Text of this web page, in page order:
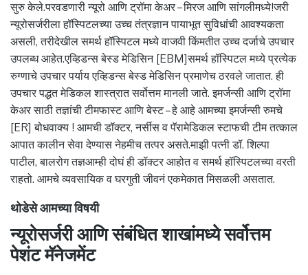
सुरु केले.परवडणारी न्यूरो आणि ट्रॉमा केअर – मिरज आणि सांगलीमध्ये!जरी
न्यूरोसर्जरीला हॉस्पिटलच्या उच्च तंत्रज्ञान पायाभूत सुविधांची आवश्यकता
असली, तरीदेखील समर्थ हॉस्पिटल मध्ये वाजवी किंमतीत उच्च दर्जाचे उपचार
उपलब्ध आहेत.एव्हिडन्स बेस्ड मेडिसिन [EBM]समर्थ हॉस्पिटल मध्ये प्रत्येक
रुग्णाचे उपचार पर्याय एव्हिडन्स बेस्ड मेडिसिन प्रमाणेच ठरवले जातात. ही
उपचार पद्धत मेडिकल शास्त्रात सर्वोत्तम मानली जाते. इमर्जन्सी आणि ट्रॉमा
केअर साठी तज्ञांची टीमफास्ट आणि बेस्ट – हे आहे आमच्या इमर्जन्सी रुमचे
[ER] बोधवाक्य ! आमची डॉक्टर, नर्सीस व पॅरामेडिकल स्टाफची टीम तत्काल
आपात कालीन सेवा देण्यास नेहमीच तत्पर असते.माझी पत्नी डॉ. शिल्पा
पाटील, बालरोग तज्ञआम्ही दोघं ही डॉक्टर आहोत व समर्थ हॉस्पिटलच्या वरती
राहतो. आमचे व्यवसायिक व घरगुती जीवनं एकमेकात मिसळली असतात.
थोडेसे आमच्या विषयी
न्यूरोसर्जरी आणि संबंधित शाखांमध्ये सर्वोत्तम
पेशंट मॅनेजमेंट